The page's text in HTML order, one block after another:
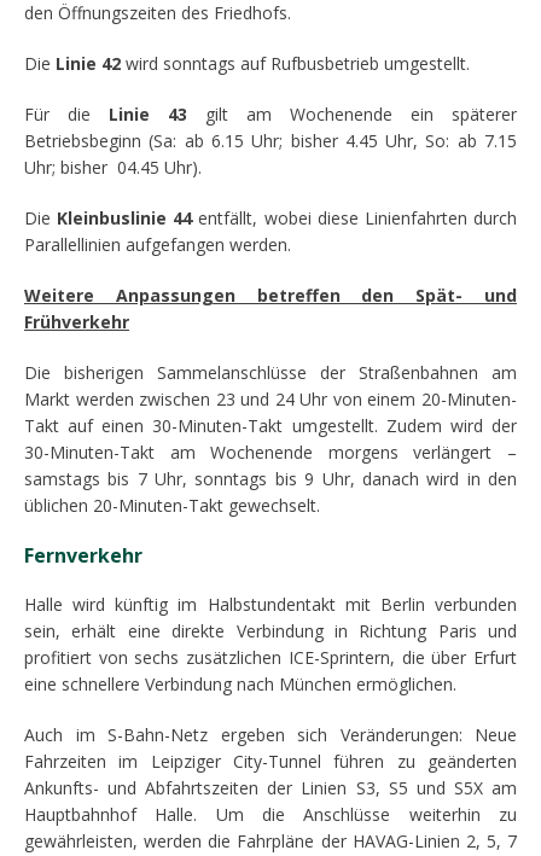
den Öffnungszeiten des Friedhofs.
Die Linie 42 wird sonntags auf Rufbusbetrieb umgestellt.
Für die Linie 43 gilt am Wochenende ein späterer
Betriebsbeginn (Sa: ab 6.15 Uhr; bisher 4.45 Uhr, So: ab 7.15
Uhr; bisher 04.45 Uhr).
Die Kleinbuslinie 44entfällt, wobei diese Linienfahrten durch
Parallellinien aufgefangen werden.
Weitere Anpassungen betreffen den Spät- und
Frühverkehr
Die bisherigen Sammelanschlüsse der Straßenbahnen am
Markt werden zwischen 23 und 24 Uhr von einem 20-Minuten-
Takt auf einen 30-Minuten-Takt umgestellt. Zudem wird der
30-Minuten-Takt am Wochenende morgens verlängert –
samstags bis 7 Uhr, sonntags bis 9 Uhr, danach wird in den
üblichen 20-Minuten-Takt gewechselt.
Fernverkehr
Halle wird künftig im Halbstundentakt mit Berlin verbunden
sein, erhält eine direkte Verbindung in Richtung Paris und
profitiert von sechs zusätzlichen ICE-Sprintern, die über Erfurt
eine schnellere Verbindung nach München ermöglichen.
Auch im S-Bahn-Netz ergeben sich Veränderungen: Neue
Fahrzeiten im Leipziger City-Tunnel führen zu geänderten
Ankunfts- und Abfahrtszeiten der Linien S3, S5 und S5X am
Hauptbahnhof Halle. Um die Anschlüsse weiterhin zu
gewährleisten, werden die Fahrpläne der HAVAG-Linien 2, 5, 7